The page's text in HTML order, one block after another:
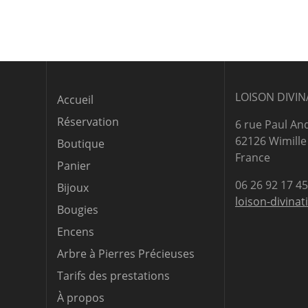
Accueil
Réservation
Boutique
Panier
Bijoux
Bougies
Encens
Arbre à Pierres Précieuses
Tarifs des prestations
À propos
LOISON
6 rue Paul
62126 Wimille
France
06 26 92 17 45
loison-